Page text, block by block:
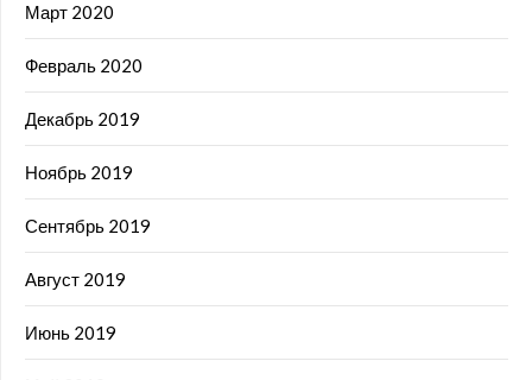
Март 2020
Февраль 2020
Декабрь 2019
Ноябрь 2019
Сентябрь 2019
Август 2019
Июнь 2019